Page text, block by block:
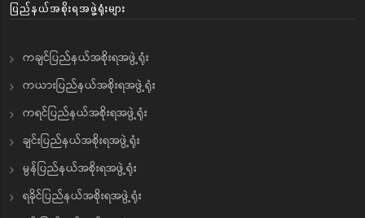
ပြည်နယ်အစိုးရအဖွဲ့ရုံးများ
ကချင်ပြည်နယ်အစိုးရအဖွဲ့ရုံး
ကယားပြည်နယ်အစိုးရအဖွဲ့ရုံး
ကရင်ပြည်နယ်အစိုးရအဖွဲ့ရုံး
ချင်းပြည်နယ်အစိုးရအဖွဲ့ရုံး
မွန်ပြည်နယ်အစိုးရအဖွဲ့ရုံး
ရခိုင်ပြည်နယ်အစိုးရအဖွဲ့ရုံး